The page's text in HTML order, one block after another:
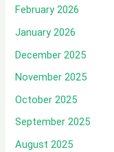
February 2026
January 2026
December 2025
November 2025
October 2025
September 2025
August 2025